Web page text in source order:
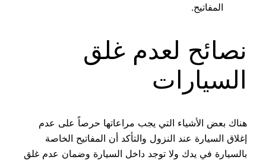
المفاتيح.
نصائح لعدم غلق
السيارات
هناك بعض الأشياء التي يجب مراعاتها حرصاً على عدم
إغلاق السيارة عند النزول والتأكد أن المفاتيح الخاصة
بالسيارة في يدك ولا توجد داخل السيارة وضمان عدم غلق